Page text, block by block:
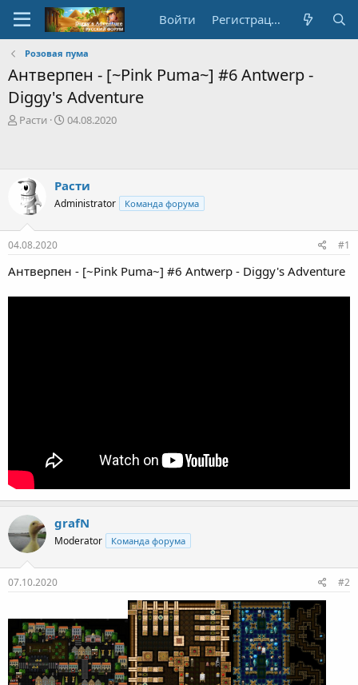
Войти Регистрация
Розовая пума
Антверпен - [~Pink Puma~] #6 Antwerp -
Diggy's Adventure
А
т
е
м
ы
Расти
Д
о
з
а
я
04.08.2020
Расти
Administrator Команда форума
04.08.2020 #1
Антверпен - [~Pink Puma~] #6 Antwerp - Diggy's Adventure
grafN
Moderator Команда форума
07.10.2020 #2